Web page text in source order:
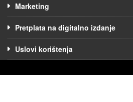
Marketing
Pretplata na digitalno izdanje
Uslovi korištenja